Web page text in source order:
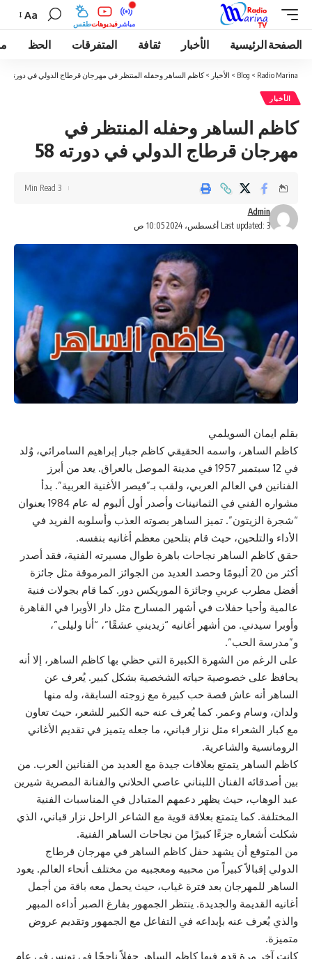
طقسفيديوهات مباشر
Aa
الصفحة الرئيسية الأخبار ثقافة المتفرقات الحظ
Radio Marina
>
Blog
> الأخبار > كاظم الساهر وحفله المنتظر في مهرجان قرطاج الدولي في دورته 58
الأخبار
كاظم الساهر وحفله المنتظر في
مهرجان قرطاج الدولي في دورته 58
Last updated: 3 أغسطس، 2024 10:05 ص
Admin
3 Min Read
بقلم ايمان السويلمي
كاظم الساهر، واسمه الحقيقي كاظم جبار إبراهيم السامرائي، وُلد
في 12 سبتمبر 1957 في مدينة الموصل بالعراق. يعد من أبرز
الفنانين في العالم العربي، ولقب بـ”قيصر الأغنية العربية”. بدأ
مشواره الفني في الثمانينات وأصدر أول ألبوم له عام 1984 بعنوان
“شجرة الزيتون”. تميز الساهر بصوته العذب وأسلوبه الفريد في
الأداء والتلحين، حيث قام بتلحين معظم أغانيه بنفسه.
حقق كاظم الساهر نجاحات باهرة طوال مسيرته الفنية، فقد أصدر
أكثر من 20 ألبومًا وحصد العديد من الجوائز المرموقة مثل جائزة
أفضل مطرب عربي وجائزة الموريكس دور. كما قام بجولات فنية
عالمية وأحيا حفلات في أشهر المسارح مثل دار الأوبرا في القاهرة
وأوبرا سيدني. من أشهر أغانيه “زيديني عشقًا”، “أنا وليلى”،
و”مدرسة الحب”.
على الرغم من الشهرة الكبيرة التي حظي بها كاظم الساهر، إلا أنه
يحافظ على خصوصية حياته الشخصية بشكل كبير. يُعرف عن
الساهر أنه عاش قصة حب كبيرة مع زوجته السابقة، وله منها
ولدان، وسام وعمر. كما يُعرف عنه حبه الكبير للشعر، حيث تعاون
مع كبار الشعراء مثل نزار قباني، ما جعله يتميز في تقديم الأغاني
الرومانسية والشاعرية.
كاظم الساهر يتمتع بعلاقات جيدة مع العديد من الفنانين العرب. من
بين أصدقائه الفنان اللبناني عاصي الحلاني والفنانة المصرية شيرين
عبد الوهاب، حيث يظهر دعمهم المتبادل في المناسبات الفنية
المختلفة. كما يتمتع بعلاقة قوية مع الشاعر الراحل نزار قباني، الذي
شكلت أشعاره جزءًا كبيرًا من نجاحات الساهر الفنية.
من المتوقع أن يشهد حفل كاظم الساهر في مهرجان قرطاج
الدولي إقبالاً كبيراً من محبيه ومعجبيه من مختلف أنحاء العالم. يعود
الساهر للمهرجان بعد فترة غياب، حيث يحمل معه باقة من أجمل
أغانيه القديمة والجديدة. ينتظر الجمهور بفارغ الصبر أداءه المبهر
والذي يُعرف عنه بإبداعه في التفاعل مع الجمهور وتقديم عروض
متميزة.
كانت آخر مرة قدم فيها كاظم الساهر حفلاً ناجحًا في تونس في عام